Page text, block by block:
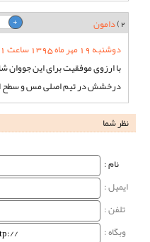
2) دامون
دوشنبه 19 مهر ماه 1395 ساعت 13:01
با ارزوی موفقیت برای این جووان
درخشش در تیم اصلی مس و سطح
نظر شما
نام‌ :
ایمیل :
تلفن :
وبگاه‌ :